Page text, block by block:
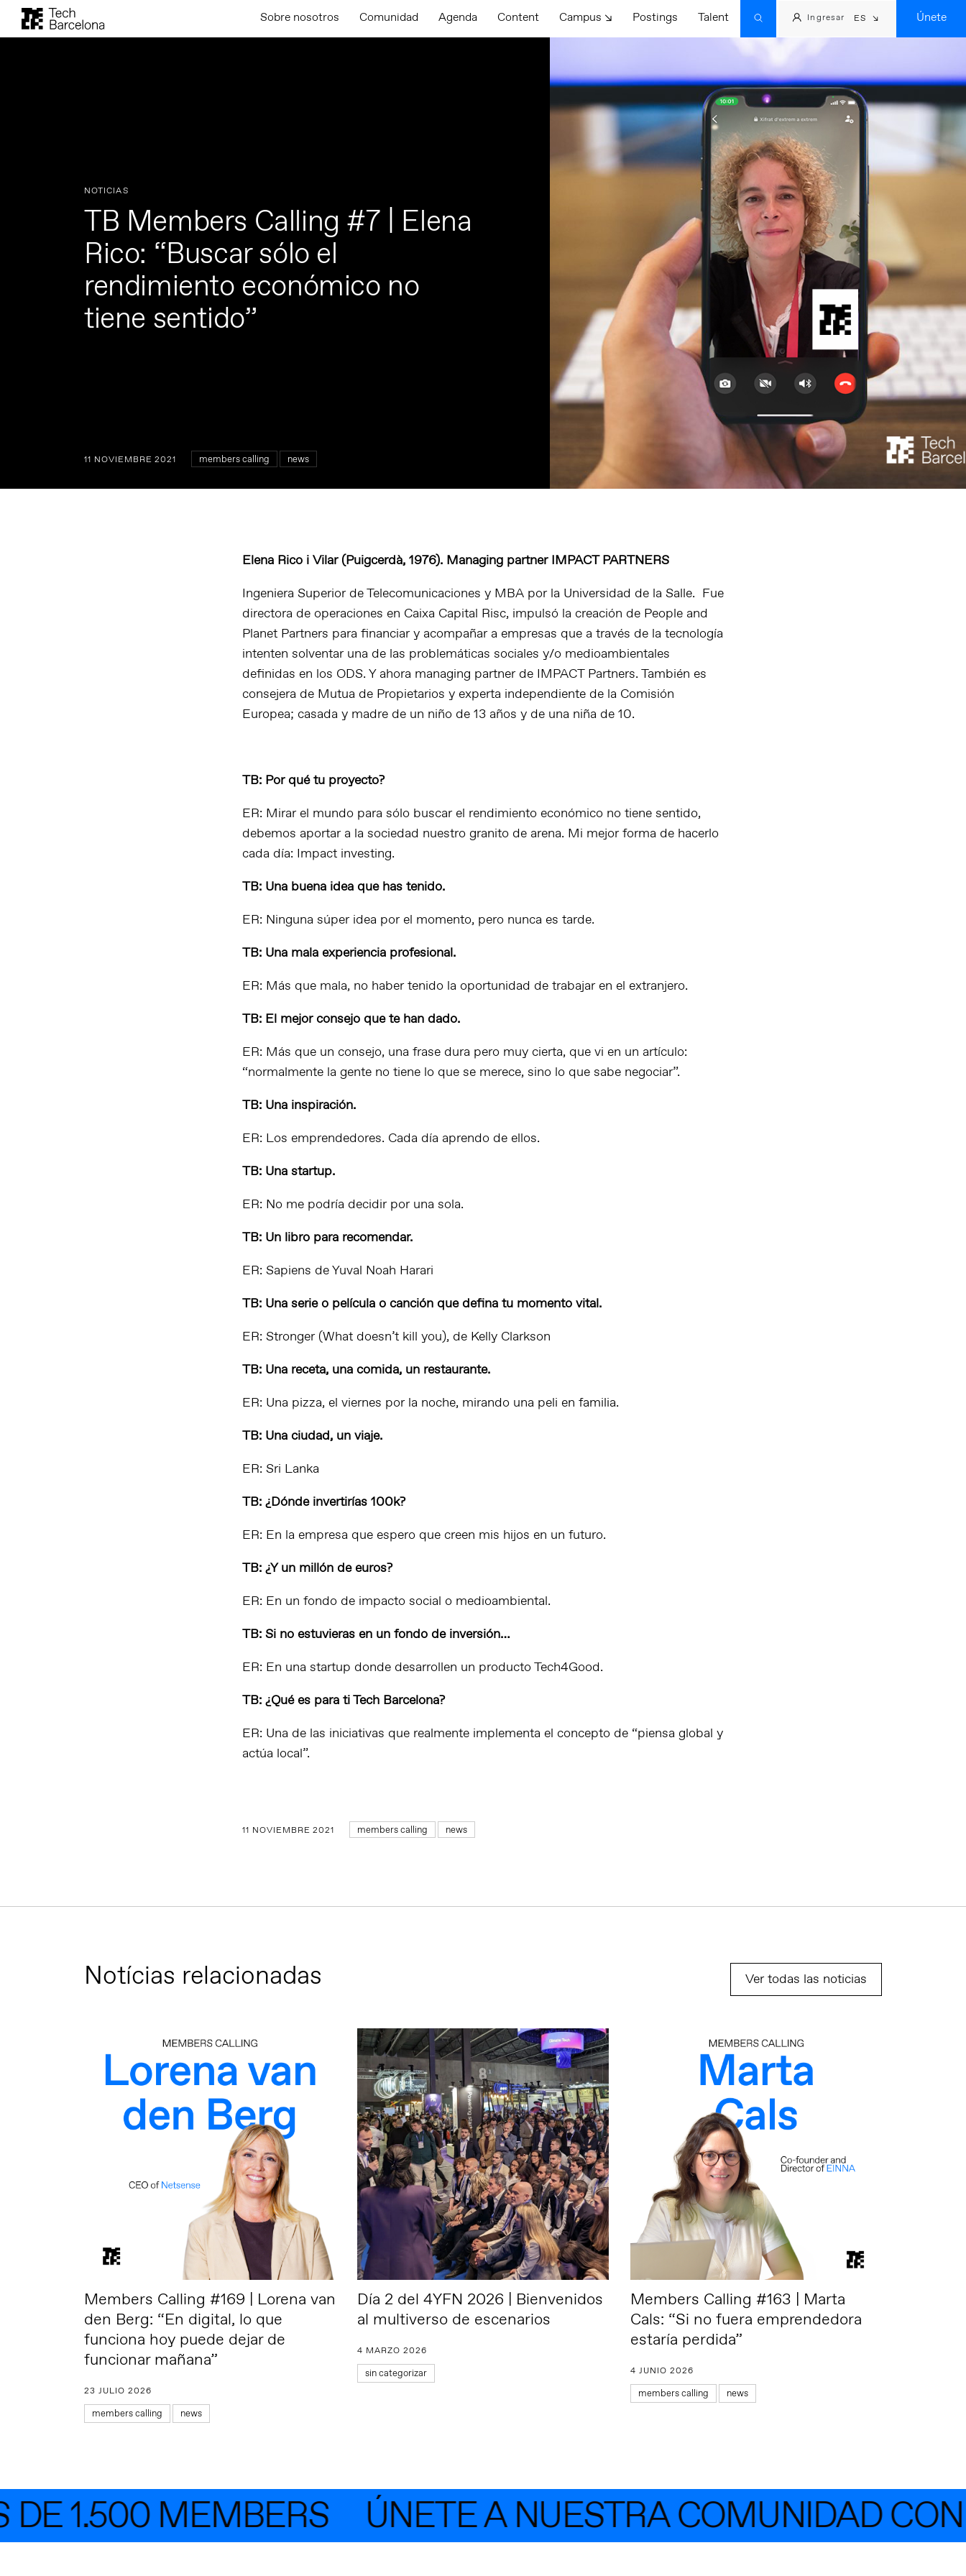
Sobre nosotros Comunidad Agenda Content Campus ↘ Postings Talent Ingresar ES Únete
11 NOVIEMBRE 2021 members calling news
NOTICIAS
TB Members Calling #7 | Elena
Rico: “Buscar sólo el
rendimiento económico no
tiene sentido”
Elena Rico i Vilar (Puigcerdà, 1976). Managing partner IMPACT PARTNERS
Ingeniera Superior de Telecomunicaciones y MBA por la Universidad de la Salle. Fue
directora de operaciones en Caixa Capital Risc, impulsó la creación de People and
Planet Partners para financiar y acompañar a empresas que a través de la tecnología
intenten solventar una de las problemáticas sociales y/o medioambientales
definidas en los ODS. Y ahora managing partner de IMPACT Partners. También es
consejera de Mutua de Propietarios y experta independiente de la Comisión
Europea; casada y madre de un niño de 13 años y de una niña de 10.
TB: Por qué tu proyecto?
ER: Mirar el mundo para sólo buscar el rendimiento económico no tiene sentido,
debemos aportar a la sociedad nuestro granito de arena. Mi mejor forma de hacerlo
cada día: Impact investing.
TB: Una buena idea que has tenido.
ER: Ninguna súper idea por el momento, pero nunca es tarde.
TB: Una mala experiencia profesional.
ER: Más que mala, no haber tenido la oportunidad de trabajar en el extranjero.
TB: El mejor consejo que te han dado.
ER: Más que un consejo, una frase dura pero muy cierta, que vi en un artículo:
“normalmente la gente no tiene lo que se merece, sino lo que sabe negociar”.
TB: Una inspiración.
ER: Los emprendedores. Cada día aprendo de ellos.
TB: Una startup.
ER: No me podría decidir por una sola.
TB: Un libro para recomendar.
ER: Sapiens de Yuval Noah Harari
TB: Una serie o película o canción que defina tu momento vital.
ER: Stronger (What doesn’t kill you), de Kelly Clarkson
TB: Una receta, una comida, un restaurante.
ER: Una pizza, el viernes por la noche, mirando una peli en familia.
TB: Una ciudad, un viaje.
ER: Sri Lanka
TB: ¿Dónde invertirías 100k?
ER: En la empresa que espero que creen mis hijos en un futuro.
TB: ¿Y un millón de euros?
ER: En un fondo de impacto social o medioambiental.
TB: Si no estuvieras en un fondo de inversión…
ER: En una startup donde desarrollen un producto Tech4Good.
TB: ¿Qué es para ti Tech Barcelona?
ER: Una de las iniciativas que realmente implementa el concepto de “piensa global y
actúa local”.
11 NOVIEMBRE 2021 members calling news
Notícias relacionadas Ver todas las noticias
Members Calling #169 | Lorena van
den Berg: “En digital, lo que
funciona hoy puede dejar de
funcionar mañana”
23 JULIO 2026
members calling news
Día 2 del 4YFN 2026 | Bienvenidos
al multiverso de escenarios
4 MARZO 2026
sin categorizar
Members Calling #163 | Marta
Cals: “Si no fuera emprendedora
estaría perdida”
4 JUNIO 2026
members calling news
1.500 MEMBERS ÚNETE A NUESTRA COMUNIDAD CON